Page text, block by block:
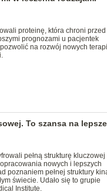
proteinę, która chroni przed
prognozami u pacjentek
na rozwój nowych
To szansa na lepsze
pełną strukturę kluczowej
nowych i lepszych
poznaniem pełnej struktury
świecie. Udało się to grupie
Institute.